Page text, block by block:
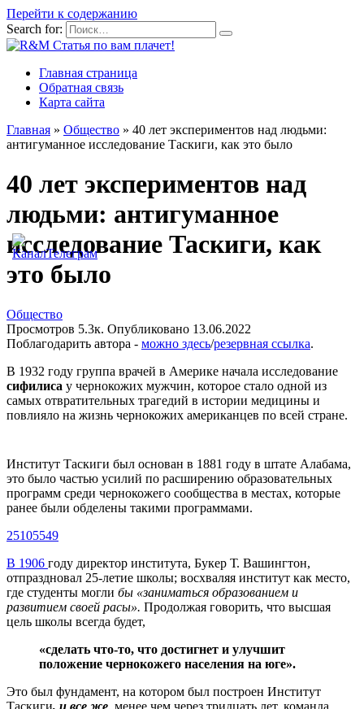
Перейти к содержанию
Search for:
Главная страница
Обратная связь
Карта сайта
Главная » Общество » 40 лет экспериментов над людьми:
антигуманное исследование Таскиги, как это было
40 лет экспериментов над
людьми: антигуманное
исследование Таскиги, как
это было
Общество
Просмотров 5.3к. Опубликовано 13.06.2022
Поблагодарить автора - можно здесь/резервная ссылка.
В 1932 году группа врачей в Америке начала исследование
сифилиса у чернокожих мужчин, которое стало одной из
самых отвратительных трагедий в истории медицины и
повлияло на жизнь чернокожих американцев по всей стране.
Институт Таскиги был основан в 1881 году в штате Алабама,
это было частью усилий по расширению образовательных
программ среди чернокожего сообщества в местах, которые
ранее были обделены такими программами.
25105549
В 1906 году директор института, Букер Т. Вашингтон,
отпраздновал 25-летие школы; восхваляя институт как место,
где студенты могли бы «заниматься образованием и
развитием своей расы». Продолжая говорить, что высшая
цель школы всегда будет,
«сделать что-то, что достигнет и улучшит
положение чернокожего населения на юге».
Это был фундамент, на котором был построен Институт
Таскиги, и все же, менее чем через тридцать лет, команда